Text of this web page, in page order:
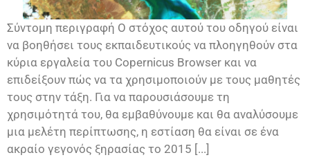
Σύντομη περιγραφή Ο στόχος αυτού του οδηγού είναι
να βοηθήσει τους εκπαιδευτικούς να πλοηγηθούν στα
κύρια εργαλεία του Copernicus Browser και να
επιδείξουν πώς να τα χρησιμοποιούν με τους μαθητές
τους στην τάξη. Για να παρουσιάσουμε τη
χρησιμότητά του, θα εμβαθύνουμε και θα αναλύσουμε
μια μελέτη περίπτωσης, η εστίαση θα είναι σε ένα
ακραίο γεγονός ξηρασίας το 2015 [...]